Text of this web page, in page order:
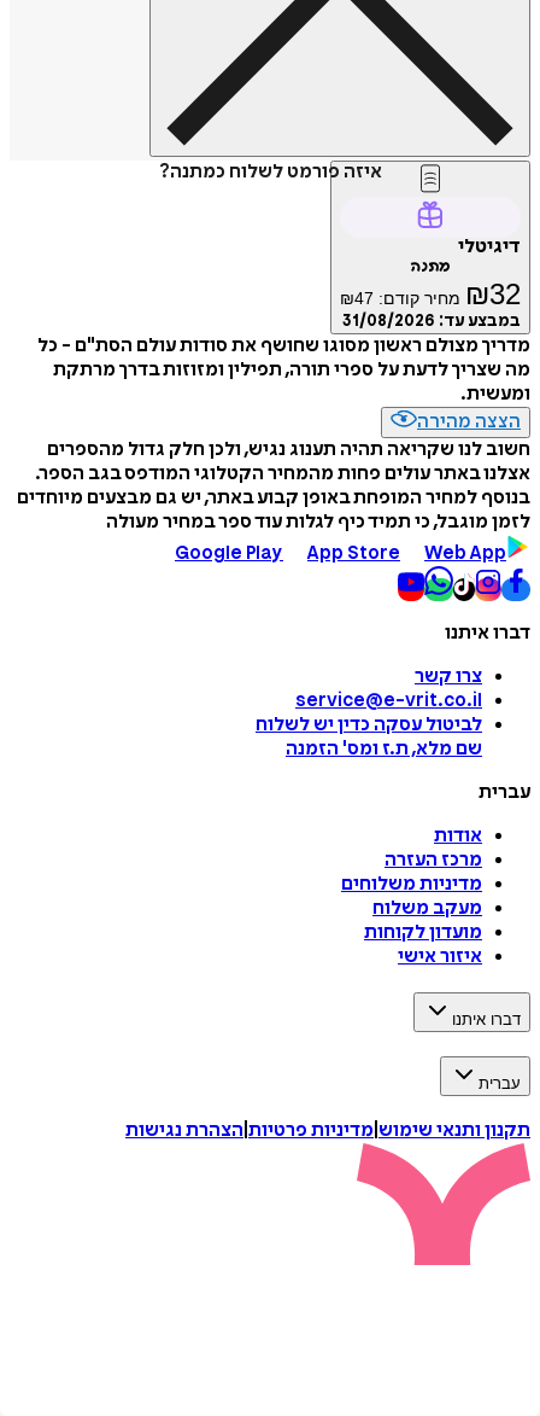
איזה פורמט לשלוח כמתנה?
דיגיטלי
מתנה
₪32 מחיר קודם: ₪47
במבצע עד: 31/08/2026
מדריך מצולם ראשון מסוגו שחושף את סודות עולם הסת"ם - כל
מה שצריך לדעת על ספרי תורה, תפילין ומזוזות בדרך מרתקת
ומעשית.
הצצה מהירה
חשוב לנו שקריאה תהיה תענוג נגיש, ולכן חלק גדול מהספרים
אצלנו באתר עולים פחות מהמחיר הקטלוגי המודפס בגב הספר.
בנוסף למחיר המופחת באופן קבוע באתר, יש גם מבצעים מיוחדים
לזמן מוגבל, כי תמיד כיף לגלות עוד ספר במחיר מעולה
Google Play
App Store Web App
דברו איתנו
צרו קשר
service@e-vrit.co.il
לביטול עסקה כדין יש לשלוח
שם מלא, ת.ז ומס' הזמנה
עברית
אודות
מרכז העזרה
מדיניות משלוחים
מעקב משלוח
מועדון לקוחות
איזור אישי
דברו איתנו
עברית
תקנון ותנאי שימוש מדיניות פרטיות הצהרת נגישות